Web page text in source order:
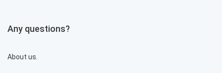
Any questions?
About us.